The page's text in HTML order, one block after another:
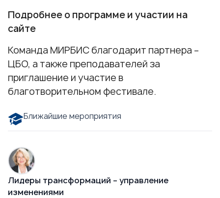
Подробнее о программе и участии на
сайте
Команда МИРБИС благодарит партнера –
ЦБО, а также преподавателей за
приглашение и участие в
благотворительном фестивале.
Ближайшие мероприятия
Лидеры трансформаций – управление
изменениями